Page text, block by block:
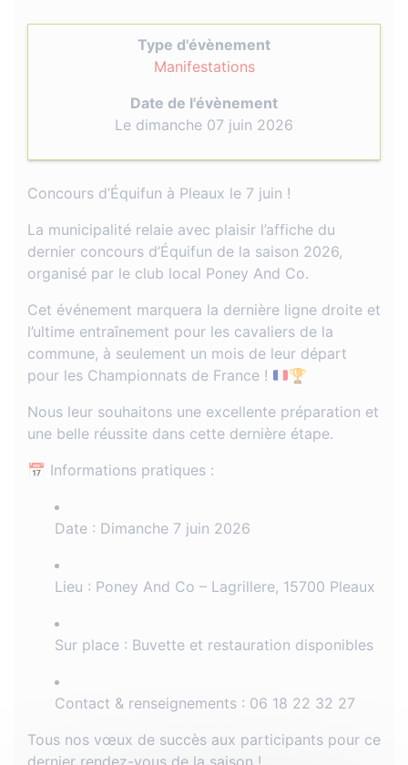
Type d'évènement
Manifestations
Date de l'évènement
Le dimanche 07 juin 2026
Concours d’Équifun à Pleaux le 7 juin !
La municipalité relaie avec plaisir l’affiche du
dernier concours d’Équifun de la saison 2026,
organisé par le club local Poney And Co.
Cet événement marquera la dernière ligne droite et
l’ultime entraînement pour les cavaliers de la
commune, à seulement un mois de leur départ
pour les Championnats de France !
🏆
Nous leur souhaitons une excellente préparation et
une belle réussite dans cette dernière étape.
📅 Informations pratiques :
Date : Dimanche 7 juin 2026
Lieu : Poney And Co – Lagrillere, 15700 Pleaux
Sur place : Buvette et restauration disponibles
Contact & renseignements : 06 18 22 32 27
Tous nos vœux de succès aux participants pour ce
dernier rendez-vous de la saison !